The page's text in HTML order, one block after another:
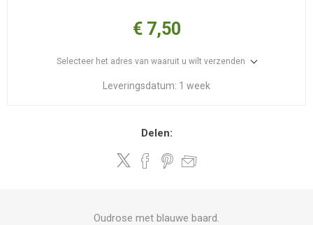
€ 7,50
Selecteer het adres van waaruit u wilt verzenden
Leveringsdatum: 1 week
Delen:
Oudrose met blauwe baard.